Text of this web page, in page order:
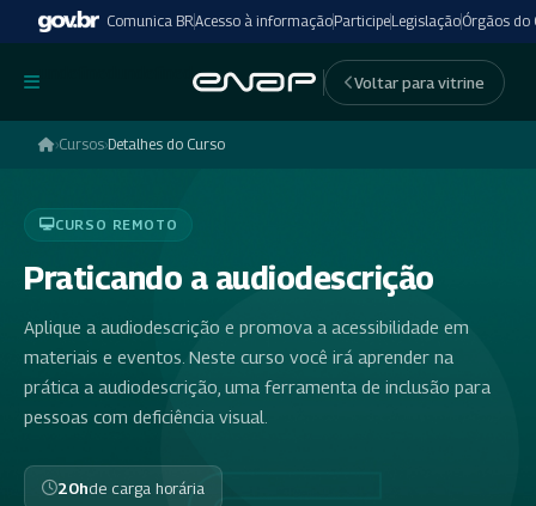
Comunica BRAcesso à informaçãoParticipeLegislaçãoÓrgãos do
Voltar para vitrine
›Cursos›Detalhes do Curso
CURSO REMOTO
Praticando a audiodescrição
Aplique a audiodescrição e promova a acessibilidade em
materiais e eventos. Neste curso você irá aprender na
prática a audiodescrição, uma ferramenta de inclusão para
pessoas com deficiência visual.
20hde carga horária